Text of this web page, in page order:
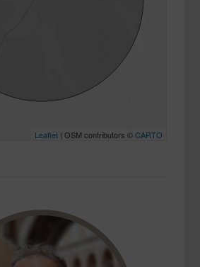
Leaflet| OSM contributors ©CARTO